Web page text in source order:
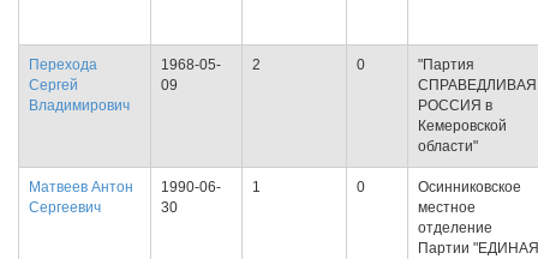
Перехода
Сергей
Владимирович
1968-05-
09
2 0
"Партия
СПРАВЕДЛИВАЯ
РОССИЯ в
Кемеровской
области"
Матвеев Антон
Сергеевич
1990-06-
30
1 0
Осинниковское
местное
отделение
Партии "ЕДИНАЯ